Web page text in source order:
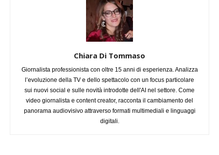
Chiara Di Tommaso
Giornalista professionista con oltre 15 anni di esperienza. Analizza
l’evoluzione della TV e dello spettacolo con un focus particolare
sui nuovi social e sulle novità introdotte dell'AI nel settore. Come
video giornalista e content creator, racconta il cambiamento del
panorama audiovisivo attraverso formati multimediali e linguaggi
digitali.